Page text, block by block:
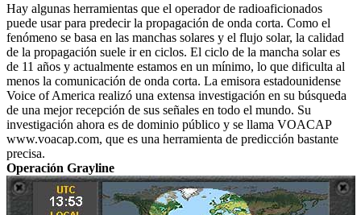
Hay algunas herramientas que el operador de radioaficionados
puede usar para predecir la propagación de onda corta. Como el
fenómeno se basa en las manchas solares y el flujo solar, la calidad
de la propagación suele ir en ciclos. El ciclo de la mancha solar es
de 11 años y actualmente estamos en un mínimo, lo que dificulta al
menos la comunicación de onda corta. La emisora ​​estadounidense
Voice of America realizó una extensa investigación en su búsqueda
de una mejor recepción de sus señales en todo el mundo. Su
investigación ahora es de dominio público y se llama VOACAP
www.voacap.com, que es una herramienta de predicción bastante
precisa.
Operación Grayline